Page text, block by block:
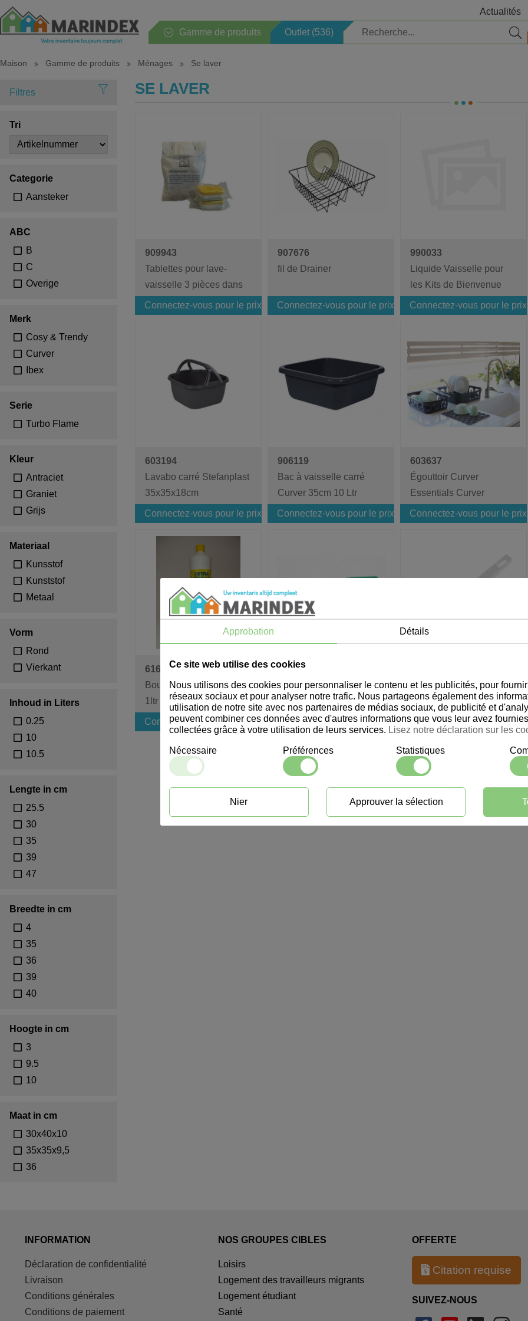
Actualités
Gamme de produits Outlet (536)
Maison Gamme de produits Ménages Se laver
Filtres
Tri
Categorie
Aansteker
ABC
B
C
Overige
Merk
Cosy & Trendy
Curver
Ibex
Serie
Turbo Flame
Kleur
Antraciet
Graniet
Grijs
Materiaal
Kunsstof
Kunststof
Metaal
Vorm
Rond
Vierkant
Inhoud in Liters
0.25
10
10.5
Lengte in cm
25.5
30
35
39
47
Breedte in cm
4
35
36
39
40
Hoogte in cm
3
9.5
10
Maat in cm
30x40x10
35x35x9,5
36
SE LAVER
909943
Tablettes pour lave-
vaisselle 3 pièces dans
un sachet
Connectez-vous pour le prix
907676
fil de Drainer
Connectez-vous pour le prix
990033
Liquide Vaisselle pour
les Kits de Bienvenue
Connectez-vous pour le prix
603194
Lavabo carré Stefanplast
35x35x18cm
Connectez-vous pour le prix
906119
Bac à vaisselle carré
Curver 35cm 10 Ltr
Connectez-vous pour le prix
603637
Égouttoir Curver
Essentials Curver
Connectez-vous pour le prix
616011
Bouteille de détergent
1ltr
Connectez-vous pour le prix
605007
Brosse à vaisselle en
nylon Lux Lin.
Connectez-vous pour le prix
Brosse à vaisselle en
nylon/plastique
Connectez-vous pour le prix
1 2 volgende >
INFORMATION
Déclaration de confidentialité
Livraison
Conditions générales
Conditions de paiement
NOS GROUPES CIBLES
Loisirs
Logement des travailleurs migrants
Logement étudiant
Santé
OFFERTE
Citation requise
SUIVEZ-NOUS
Ménages
Tableau
Sanitaire
Articles pour enfants
Magasin
Éclairage
Sauna
Approbation Détails
Ce site web utilise des cookies
Nous utilisons des cookies pour personnaliser le contenu et les publicités, pour
réseaux sociaux et pour analyser notre trafic. Nous partageons également des
utilisation de notre site avec nos partenaires de médias sociaux, de publicité et
peuvent combiner ces données avec d'autres informations que vous leur avez
collectées grâce à votre utilisation de leurs services. Lisez notre déclaration sur les
Nécessaire Préférences Statistiques
Nier Approuver la sélection